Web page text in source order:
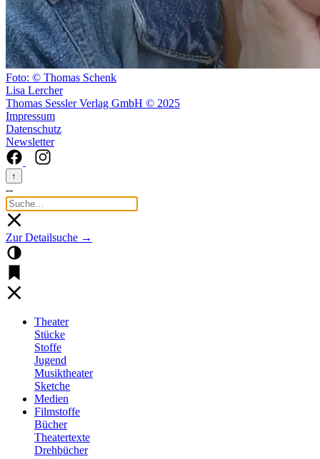
Foto: © Thomas Schenk
Lisa Lercher
Thomas Sessler Verlag GmbH © 2025
Impressum
Datenschutz
Newsletter
↑
--
Zur Detailsuche →
Theater
Stücke
Stoffe
Jugend
Musiktheater
Sketche
Medien
Filmstoffe
Bücher
Theatertexte
Drehbücher